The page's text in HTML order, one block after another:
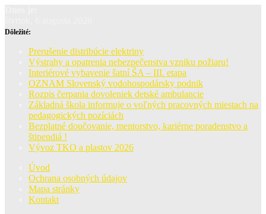
Dôležité:
Prerušenie distribúcie elektriny
Výstrahy a opatrenia nebezpečenstva vzniku požiaru!
Interiérové vybavenie šatní ŠA – III. etapa
OZNAM Slovenský vodohospodársky podnik
Rozpis čerpania dovoleniek detské ambulancie
Základná škola informuje o voľných pracovných miestach na
pedagogických pozíciách
Bezplatné doučovanie, mentorstvo, kariérne poradenstvo a
štipendiá !
Vývoz TKO a plastov 2026
Úvod
Ochrana osobných údajov
Mapa stránky
Kontakt